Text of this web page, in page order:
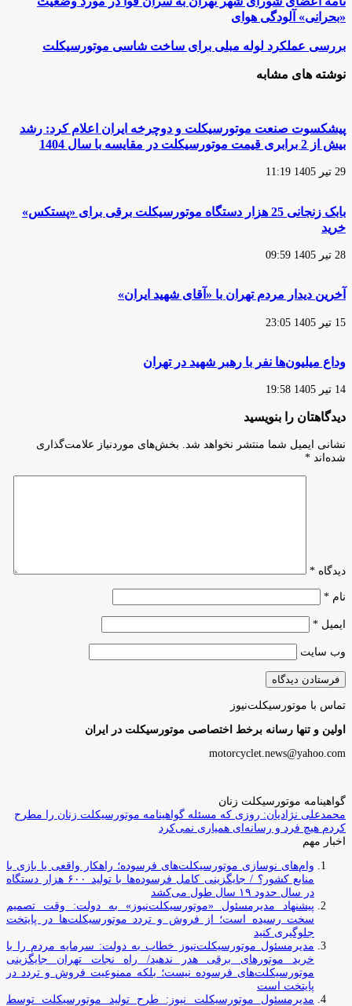
اعضای
شورای
تهران
سران
مورد
وضعیت
«بحرانی»
هوای
«بحرانی» آلودگی هوای
بررسی
عملکرد
لوله
مبلی
شاسی
موتورسیکلت
بررسی عملکرد لوله مبلی برای ساخت شاسی موتورسیکلت
نوشته های مشابه
پیشکسوت صنعت موتورسیکلت و دوچرخه ایران اعلام کرد: رشد
بیش از 2 برابری قیمت موتورسیکلت در مقایسه با سال 1404
29 تیر 1405 11:19
بابک زنجانی 25 هزار دستگاه موتورسیکلت برقی برای «پستکس»
خرید
28 تیر 1405 09:59
آخرین دیدار مردم تهران با «آقای شهید ایران»
15 تیر 1405 23:05
وداع میلیون‌ها نفر با رهبر شهید در تهران
14 تیر 1405 19:58
دیدگاهتان را بنویسید
نشانی ایمیل شما منتشر نخواهد شد. بخش‌های موردنیاز علامت‌گذاری
شده‌اند *
دیدگاه *
نام *
ایمیل *
وب‌ سایت
تماس با موتورسیکلت‌نیوز
اولین و تنها رسانه برخط اختصاصی موتورسیکلت در ایران
motorcyclet.news@yahoo.com
گواهینامه موتورسیکلت زنان
محمدعلی نژادیان: روزی که مسئله گواهینامه موتورسیکلت زنان را مطرح
کردم هیچ فرد و رسانه‌ای همیاری نمی‌کرد
اخبار مهم
وام‌های نوسازی موتورسیکلت‌های فرسوده؛ راهکار واقعی یا بازی با
منابع کشور؟ / جایگزینی کامل فرسوده‌ها با تولید ۶۰۰ هزار دستگاه
در سال حدود ۱۹ سال طول می‌کشد
پیشنهاد مدیرمسئول «موتورسیکلت‌نیوز» به دولت: وقت تصمیم
سخت رسیده است؛ از فروش و تردد موتورسیکلت‌ها در پایتخت
جلوگیری کنید
مدیرمسئول موتورسیکلت‌نیوز خطاب به دولت: سرمایه مردم را با
خرید موتورهای برقی هدر ندهید/ راه نجات تهران جایگزینی
موتورسیکلت‌های فرسوده نیست؛ بلکه ممنوعیت فروش و تردد در
پایتخت است
مدیرمسئول موتورسیکلت نیوز: طرح تولید موتورسیکلت توسط